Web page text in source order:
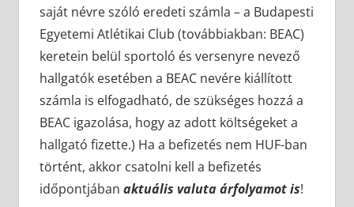
saját névre szóló eredeti számla – a Budapesti
Egyetemi Atlétikai Club (továbbiakban: BEAC)
keretein belül sportoló és versenyre nevező
hallgatók esetében a BEAC nevére kiállított
számla is elfogadható, de szükséges hozzá a
BEAC igazolása, hogy az adott költségeket a
hallgató fizette.) Ha a befizetés nem HUF-ban
történt, akkor csatolni kell a befizetés
időpontjában aktuális valuta árfolyamot is!